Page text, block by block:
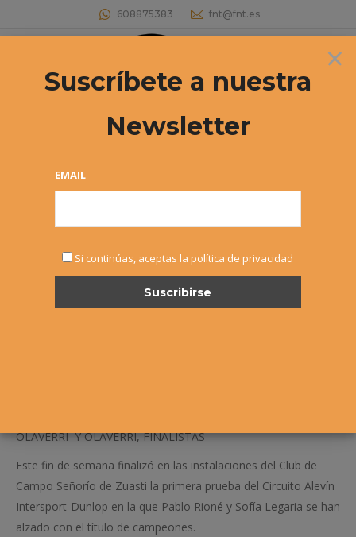
608875383 fnt@fnt.es
Buscar:
OLAVERRI Y OLAVERRI, FINALISTAS
Este fin de semana finalizó en las instalaciones del Club de
Campo Señorío de Zuasti la primera prueba del Circuito Alevín
Intersport-Dunlop en la que Pablo Rioné y Sofía Legaria se han
alzado con el título de campeones.
×
Suscríbete a nuestra
Newsletter
EMAIL
Si continúas, aceptas la política de privacidad